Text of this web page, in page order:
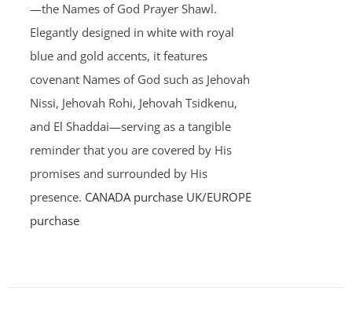
—the Names of God Prayer Shawl.
Elegantly designed in white with royal
blue and gold accents, it features
covenant Names of God such as Jehovah
Nissi, Jehovah Rohi, Jehovah Tsidkenu,
and El Shaddai—serving as a tangible
reminder that you are covered by His
promises and surrounded by His
presence. CANADA purchase UK/EUROPE
purchase